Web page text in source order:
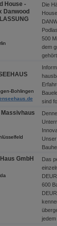
House -
Danwood
Die
500
dem
gehört.
Bohlingen
sind
Massivhaus
GmbH
Das
600